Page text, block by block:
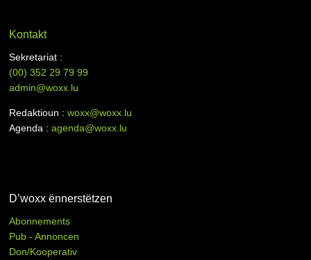
Kontakt
Sekretariat :
(00)352 29 79 99
admin@woxx.lu
Redaktioun :woxx@woxx.lu
Agenda :agenda@woxx.lu
D’woxx ënnerstëtzen
Abonnements
Pub - Annoncen
Don/Kooperativ